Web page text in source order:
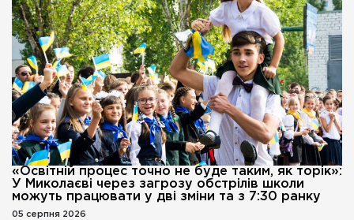
«Освітній процес точно не буде таким, як торік»:
У Миколаєві через загрозу обстрілів школи
можуть працювати у дві зміни та з 7:30 ранку
05 серпня 2026